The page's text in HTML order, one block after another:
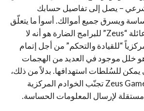
– يصل إلى تفاصيل حسابك
ويسرق جميع أموالك. أسوأ ما يتعلّق
بهذا النوع من عائلة “Zeus” للبرامج الضارة هو أنه لا
“للقيادة والتحكم” من أجل إتمام
خلل موجود في العديد من الهجمات
يمكن للسُلطات استهدافها. بدلاً من ذلك،
يستطيع Zeus Gameover تجنّب الخوادم المركزية
لإرسال المعلومات الحساسة.